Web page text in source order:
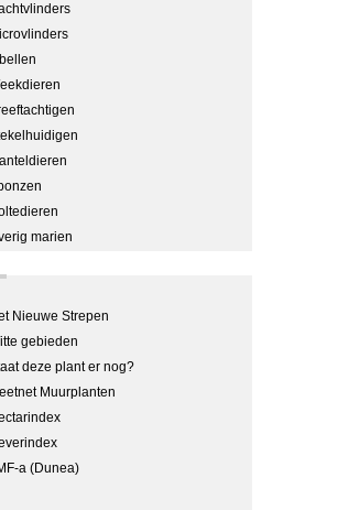
marien
Nieuwe Strepen
gebieden
deze plant er nog?
Muurplanten
a (Dunea)